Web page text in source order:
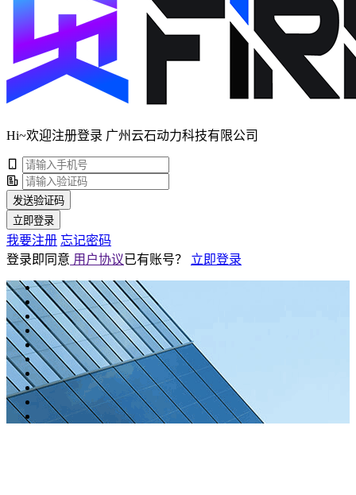
Hi~欢迎注册登录 广州云石动力科技有限公司
发送验证码
立即登录
我要注册 忘记密码
登录即同意 用户协议已有账号？ 立即登录